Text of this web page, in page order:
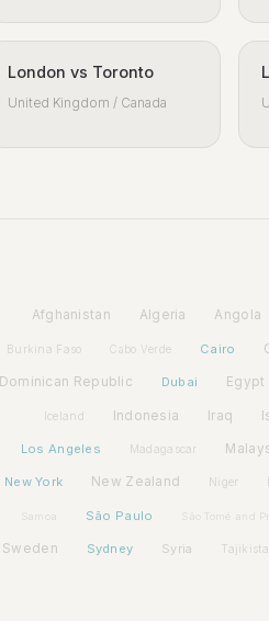
London vs Toronto
United Kingdom / Canada
Afghanistan Algeria Angola
Burkina Faso Cabo Verde Cairo
Dominican Republic Dubai Egypt
Iceland Indonesia Iraq
Los Angeles Madagascar
New York New Zealand Niger
Samoa São Paulo São Tomé and
Sweden Sydney Syria